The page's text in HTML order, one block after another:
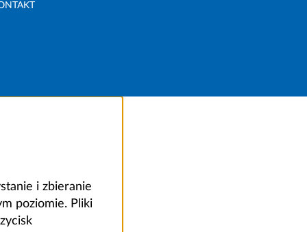
i zbieranie
poziomie. Pliki